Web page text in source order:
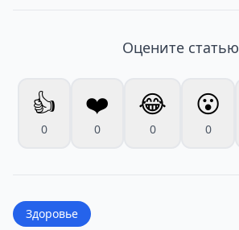
Оцените статью
👍
0
❤️
0
😂
0
😮
0
Здоровье